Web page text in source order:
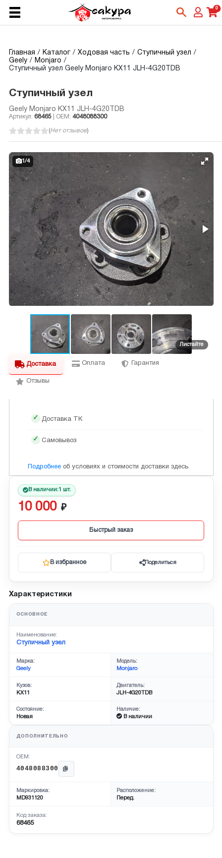
0
Главная Каталог Ходовая часть
Ступичный узел
Geely
Monjaro
Ступичный узел Geely Monjaro KX11 JLH-4G20TDB
Ступичный узел
Geely Monjaro KX11 JLH-4G20TDB
Артикул: 68465| OEM: 4048088300
(Нет отзывов)
1 /4
Доставка Оплата Гарантия
Отзывы
Доставка ТК
Самовывоз
Подробнее об условиях и стоимости доставки здесь
В наличии:1 шт.
10 000
Быстрый заказ
В избранное Поделиться
Характеристики
ОСНОВНОЕ
Наименование:
Ступичный узел
Марка:
Geely
Модель:
Monjaro
Кузов:
KX11
Двигатель:
JLH-4G20TDB
Состояние:
Новая
Наличие:
В наличии
ДОПОЛНИТЕЛЬНО
OEM:
4048088300
Маркировка:
MD931120
Расположение:
Перед.
Код заказа:
68465